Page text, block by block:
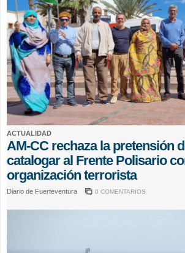
ACTUALIDAD
AM-CC rechaza la pretensión
catalogar al Frente Polisario
organización terrorista
Diario de Fuerteventura 0 COMENTARIOS